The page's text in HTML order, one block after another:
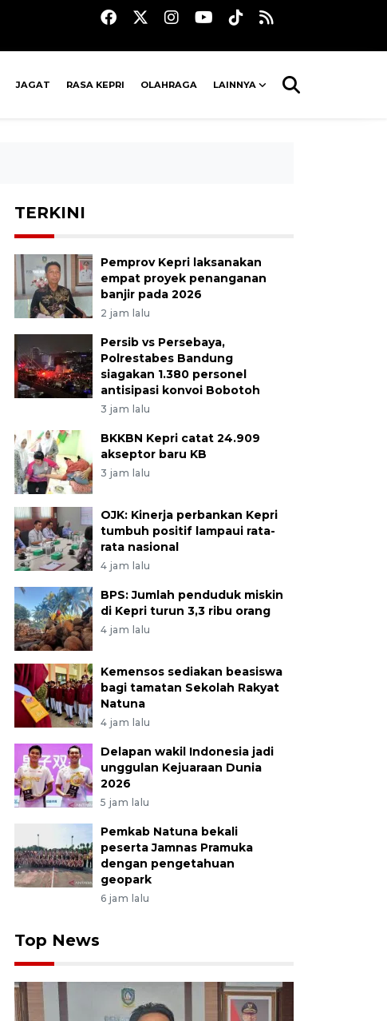
JAGAT RASA KEPRI OLAHRAGA LAINNYA
TERKINI
Pemprov Kepri laksanakan
empat proyek penanganan
banjir pada 2026
2 jam lalu
Persib vs Persebaya,
Polrestabes Bandung
siagakan 1.380 personel
antisipasi konvoi Bobotoh
3 jam lalu
BKKBN Kepri catat 24.909
akseptor baru KB
3 jam lalu
OJK: Kinerja perbankan Kepri
tumbuh positif lampaui rata-
rata nasional
4 jam lalu
BPS: Jumlah penduduk miskin
di Kepri turun 3,3 ribu orang
4 jam lalu
Kemensos sediakan beasiswa
bagi tamatan Sekolah Rakyat
Natuna
4 jam lalu
Delapan wakil Indonesia jadi
unggulan Kejuaraan Dunia
2026
5 jam lalu
Pemkab Natuna bekali
peserta Jamnas Pramuka
dengan pengetahuan
geopark
6 jam lalu
Top News